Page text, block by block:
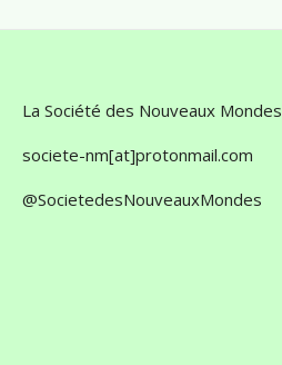
La Société des Nouveaux Mondes
societe-nm[at]protonmail.com
@SocietedesNouveauxMondes